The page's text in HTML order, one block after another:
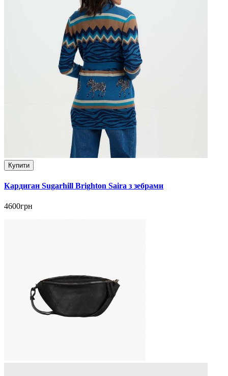
Купити
Кардиган Sugarhill Brighton Saira з зебрами
4600грн